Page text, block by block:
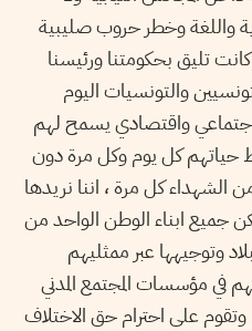
واللغة وخطر حروب صليبية
تليق بحكومتنا ورئيسنا
والتونسيات اليوم
واقتصادي يسمح لهم
كل يوم وكل مرة دون
الشهداء كل مرة ، اننا نريدها
جميع ابناء الوطن الواحد من
وتوجيهها عبر ممثليهم
في مؤسسات المجتمع المدني
وتقوم على احترام حق الاختلاف